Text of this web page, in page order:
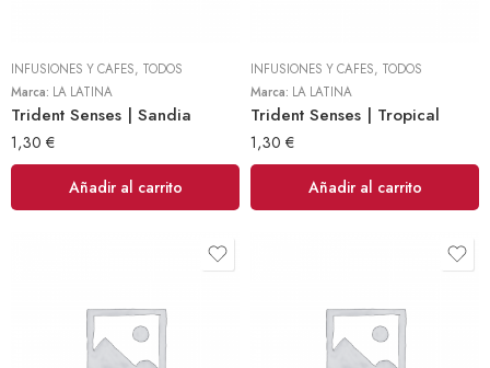
INFUSIONES Y CAFES, TODOS
Marca: LA LATINA
Trident Senses | Sandia
1,30 €
Añadir al carrito
INFUSIONES Y CAFES, TODOS
Marca: LA LATINA
Trident Senses | Tropical
1,30 €
Añadir al carrito